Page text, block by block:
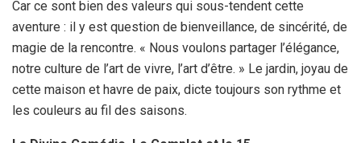
Car ce sont bien des valeurs qui sous-tendent cette
aventure : il y est question de bienveillance, de sincérité, de
magie de la rencontre. « Nous voulons partager l’élégance,
notre culture de l’art de vivre, l’art d’être. » Le jardin, joyau de
cette maison et havre de paix, dicte toujours son rythme et
les couleurs au fil des saisons.